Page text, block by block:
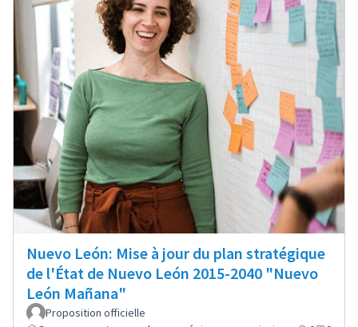
Nuevo León: Mise à jour du plan stratégique
de l'État de Nuevo León 2015-2040 "Nuevo
León Mañana"
Proposition officielle